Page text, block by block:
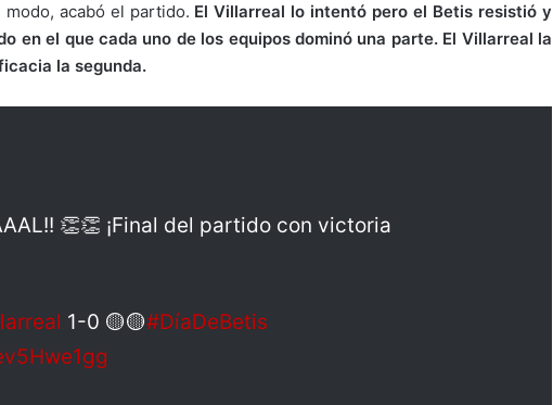
acabó el partido. El Villarreal lo intentó pero el Betis resistió y
en el que cada uno de los equipos dominó una parte. El Villarreal la
la segunda.
👏👏 ¡Final del partido con victoria
1-0 🟡🟡#DíaDeBetis